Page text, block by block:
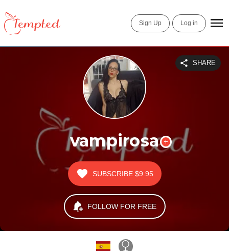
Sign Up Log in
vampirosa
SHARE
SUBSCRIBE $9.95
FOLLOW FOR FREE